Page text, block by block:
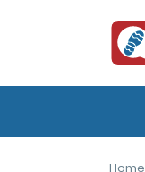
Home